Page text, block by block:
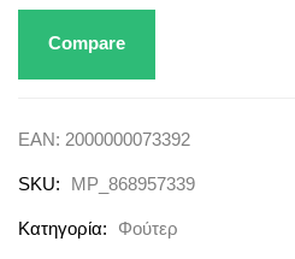
Compare
EAN: 2000000073392
SKU: MP_868957339
Κατηγορία: Φούτερ